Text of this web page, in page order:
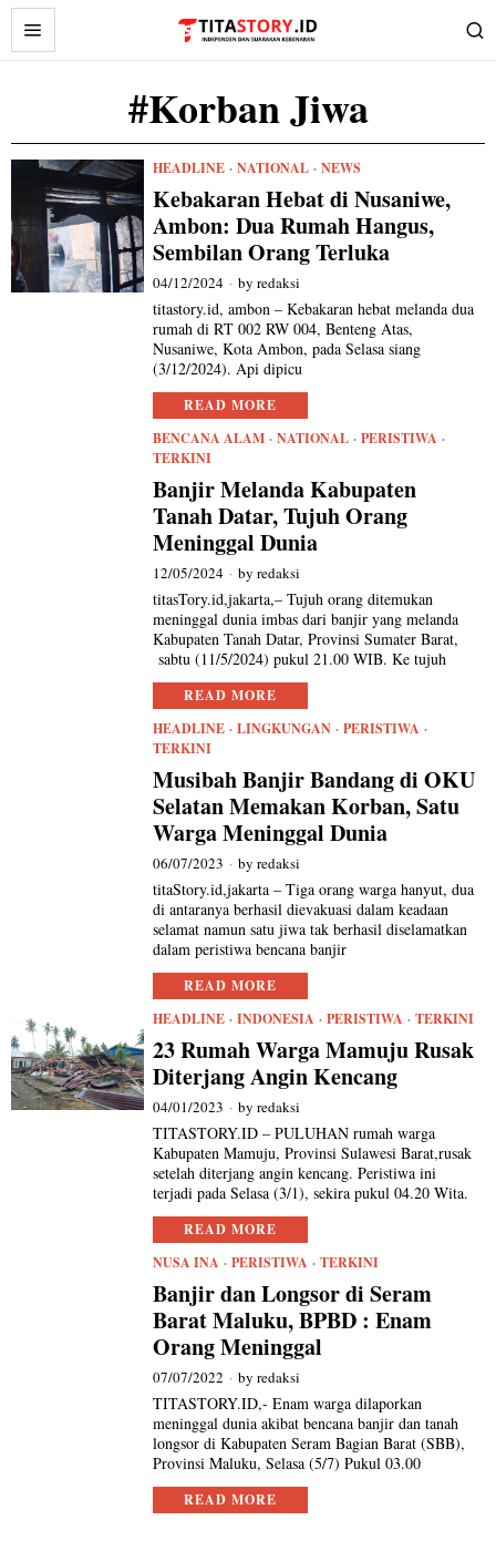
#Korban Jiwa
HEADLINE · NATIONAL · NEWS
Kebakaran Hebat di Nusaniwe,
Ambon: Dua Rumah Hangus,
Sembilan Orang Terluka
04/12/2024 byredaksi
titastory.id, ambon – Kebakaran hebat melanda dua
rumah di RT 002 RW 004, Benteng Atas,
Nusaniwe, Kota Ambon, pada Selasa siang
(3/12/2024). Api dipicu
READ MORE
BENCANA ALAM · NATIONAL · PERISTIWA ·
TERKINI
Banjir Melanda Kabupaten
Tanah Datar, Tujuh Orang
Meninggal Dunia
12/05/2024 byredaksi
titasTory.id,jakarta,– Tujuh orang ditemukan
meninggal dunia imbas dari banjir yang melanda
Kabupaten Tanah Datar, Provinsi Sumater Barat,
sabtu (11/5/2024) pukul 21.00 WIB. Ke tujuh
READ MORE
HEADLINE · LINGKUNGAN · PERISTIWA ·
TERKINI
Musibah Banjir Bandang di OKU
Selatan Memakan Korban, Satu
Warga Meninggal Dunia
06/07/2023 byredaksi
titaStory.id,jakarta – Tiga orang warga hanyut, dua
di antaranya berhasil dievakuasi dalam keadaan
selamat namun satu jiwa tak berhasil diselamatkan
dalam peristiwa bencana banjir
READ MORE
HEADLINE · INDONESIA · PERISTIWA · TERKINI
23 Rumah Warga Mamuju Rusak
Diterjang Angin Kencang
04/01/2023 byredaksi
TITASTORY.ID – PULUHAN rumah warga
Kabupaten Mamuju, Provinsi Sulawesi Barat,rusak
setelah diterjang angin kencang. Peristiwa ini
terjadi pada Selasa (3/1), sekira pukul 04.20 Wita.
READ MORE
NUSA INA · PERISTIWA · TERKINI
Banjir dan Longsor di Seram
Barat Maluku, BPBD : Enam
Orang Meninggal
07/07/2022 byredaksi
TITASTORY.ID,- Enam warga dilaporkan
meninggal dunia akibat bencana banjir dan tanah
longsor di Kabupaten Seram Bagian Barat (SBB),
Provinsi Maluku, Selasa (5/7) Pukul 03.00
READ MORE